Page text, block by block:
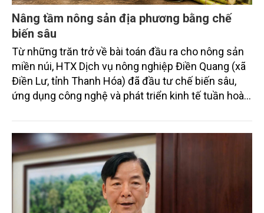
Nâng tầm nông sản địa phương bằng chế
biến sâu
Từ những trăn trở về bài toán đầu ra cho nông sản
miền núi, HTX Dịch vụ nông nghiệp Điền Quang (xã
Điền Lư, tỉnh Thanh Hóa) đã đầu tư chế biến sâu,
ứng dụng công nghệ và phát triển kinh tế tuần hoàn.
sản phẩm nông nghiệp địa phương mà còn tạo việc
làm, nâng cao thu nhập cho người dân và hình thành
chuỗi sản xuất bền vững.